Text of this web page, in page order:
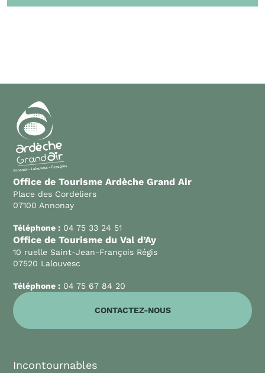
Office de Tourisme Ardèche Grand Air
Place des Cordeliers
07100 Annonay
Téléphone : 04 75 33 24 51
Office de Tourisme du Val d’Ay
10 ruelle Saint-Jean-François Régis
07520 Lalouvesc
Téléphone : 04 75 67 84 20
CONTACTEZ-NOUS
Incontournables